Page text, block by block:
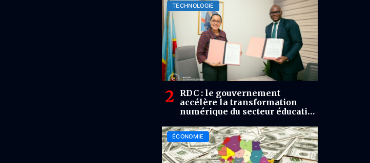
TECHNOLOGIE
RDC : le gouvernement
accélère la transformation
numérique du secteur éducatif,
persistent
ÉCONOMIE